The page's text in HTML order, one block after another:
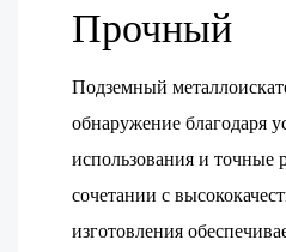
Прочный
Подземный
обнаружение благодаря
использования и точные
сочетании с
изготовления